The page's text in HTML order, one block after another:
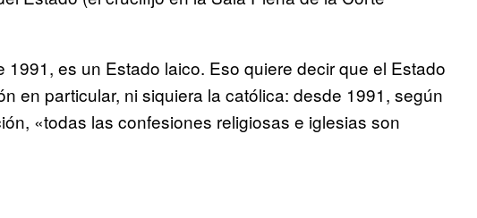
es un Estado laico. Eso quiere decir que el Estado
en particular, ni siquiera la católica: desde 1991, según
«todas las confesiones religiosas e iglesias son